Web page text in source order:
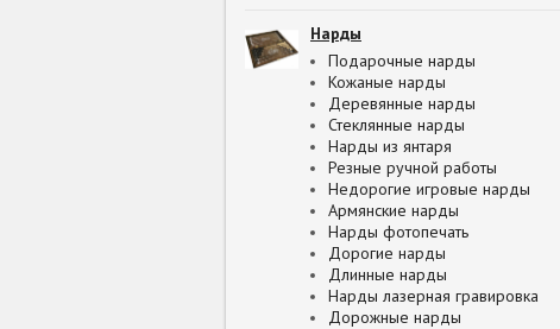
Нарды
Подарочные нарды
Кожаные нарды
Деревянные нарды
Стеклянные нарды
Нарды из янтаря
Резные ручной работы
Недорогие игровые нарды
Армянские нарды
Нарды фотопечать
Дорогие нарды
Длинные нарды
Нарды лазерная гравировка
Дорожные нарды